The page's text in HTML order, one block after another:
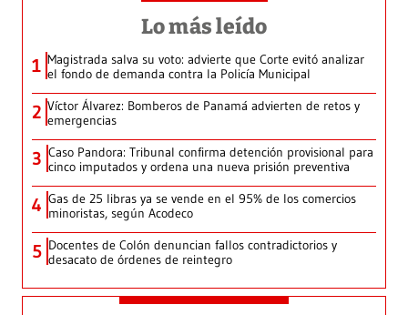
Lo más leído
1 Magistrada salva su voto: advierte que Corte evitó analizar
el fondo de demanda contra la Policía Municipal
2 Víctor Álvarez: Bomberos de Panamá advierten de retos y
emergencias
3 Caso Pandora: Tribunal confirma detención provisional para
cinco imputados y ordena una nueva prisión preventiva
4 Gas de 25 libras ya se vende en el 95% de los comercios
minoristas, según Acodeco
5 Docentes de Colón denuncian fallos contradictorios y
desacato de órdenes de reintegro